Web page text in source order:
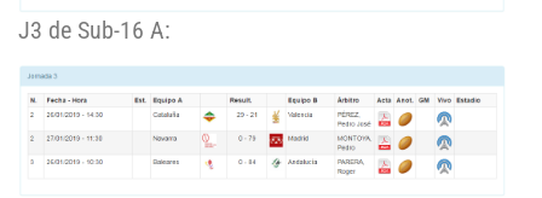
J3 de Sub-16 A: